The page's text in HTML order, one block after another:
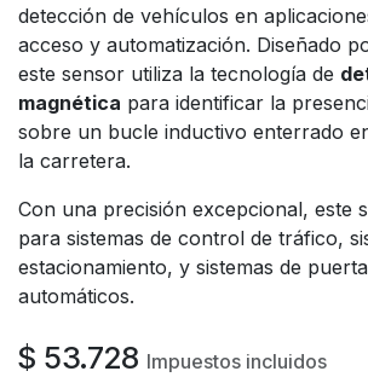
detección de vehículos en
acceso y automatización. Diseñado
este sensor utiliza la tecnología de
magnética para identificar la
sobre un bucle inductivo enterrado
la carretera.
Con una precisión excepcional, este
para sistemas de control de tráfico,
estacionamiento, y sistemas de
automáticos.
$ 53.728 Impuestos incluidos